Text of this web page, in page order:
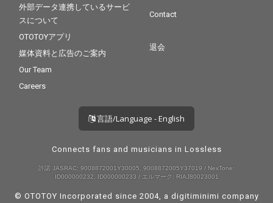
外部データ連携しているサービ
スについて
OTOTOYアプリ
媒体資料と広告のご案内
Our Team
Careers
Contact
退会
言語/Language - English
Connects fans and musicians in Lossless
許諾 JASRAC: 9008872001Y30005, 9008872005Y37019 / NexTone:
ID000000232, ID000000233 / エルマーク: RIAJ80023001
© OTOTOY Incorporated since 2004, a digitiminimi company